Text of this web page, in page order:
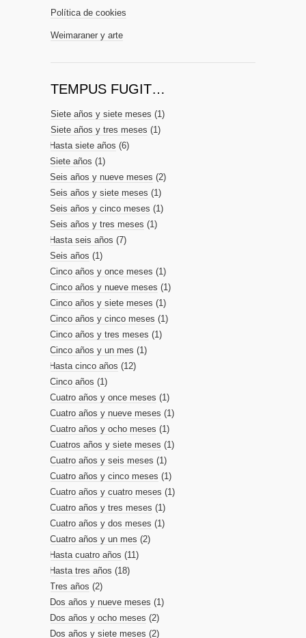
Política de cookies
Weimaraner y arte
TEMPUS FUGIT…
Siete años y siete meses (1)
Siete años y tres meses (1)
Hasta siete años (6)
Siete años (1)
Seis años y nueve meses (2)
Seis años y siete meses (1)
Seis años y cinco meses (1)
Seis años y tres meses (1)
Hasta seis años (7)
Seis años (1)
Cinco años y once meses (1)
Cinco años y nueve meses (1)
Cinco años y siete meses (1)
Cinco años y cinco meses (1)
Cinco años y tres meses (1)
Cinco años y un mes (1)
Hasta cinco años (12)
Cinco años (1)
Cuatro años y once meses (1)
Cuatro años y nueve meses (1)
Cuatro años y ocho meses (1)
Cuatros años y siete meses (1)
Cuatro años y seis meses (1)
Cuatro años y cinco meses (1)
Cuatro años y cuatro meses (1)
Cuatro años y tres meses (1)
Cuatro años y dos meses (1)
Cuatro años y un mes (2)
Hasta cuatro años (11)
Hasta tres años (18)
Tres años (2)
Dos años y nueve meses (1)
Dos años y ocho meses (2)
Dos años y siete meses (2)